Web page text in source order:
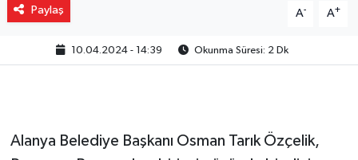
Paylaş A- A+
10.04.2024 - 14:39 Okunma Süresi: 2 Dk
Alanya Belediye Başkanı Osman Tarık Özçelik,